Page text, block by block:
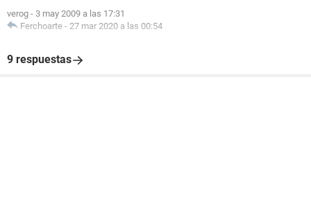
verog - 3 may 2009 a las 17:31
Ferchoarte - 27 mar 2020 a las 00:54
9 respuestas